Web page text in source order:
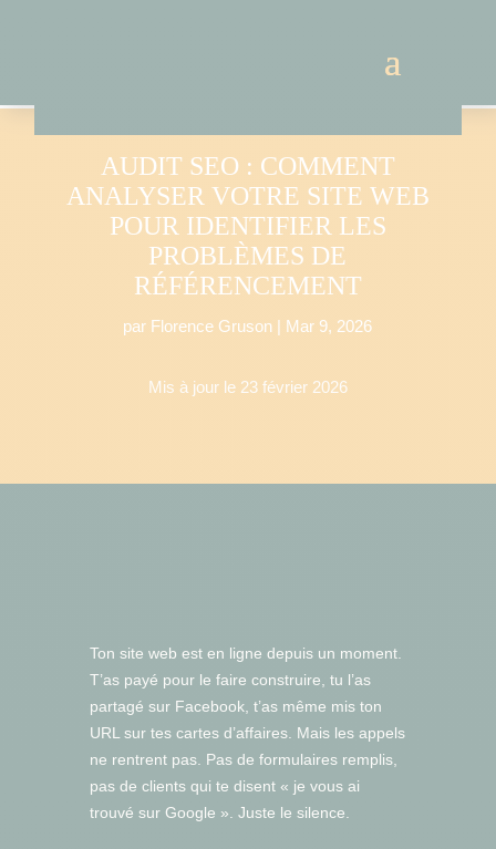
AUDIT SEO : COMMENT
ANALYSER VOTRE SITE WEB
POUR IDENTIFIER LES
PROBLÈMES DE
RÉFÉRENCEMENT
par Florence Gruson | Mar 9, 2026
Mis à jour le 23 février 2026
Ton site web est en ligne depuis un moment.
T’as payé pour le faire construire, tu l’as
partagé sur Facebook, t’as même mis ton
URL sur tes cartes d’affaires. Mais les appels
ne rentrent pas. Pas de formulaires remplis,
pas de clients qui te disent « je vous ai
trouvé sur Google ». Juste le silence.